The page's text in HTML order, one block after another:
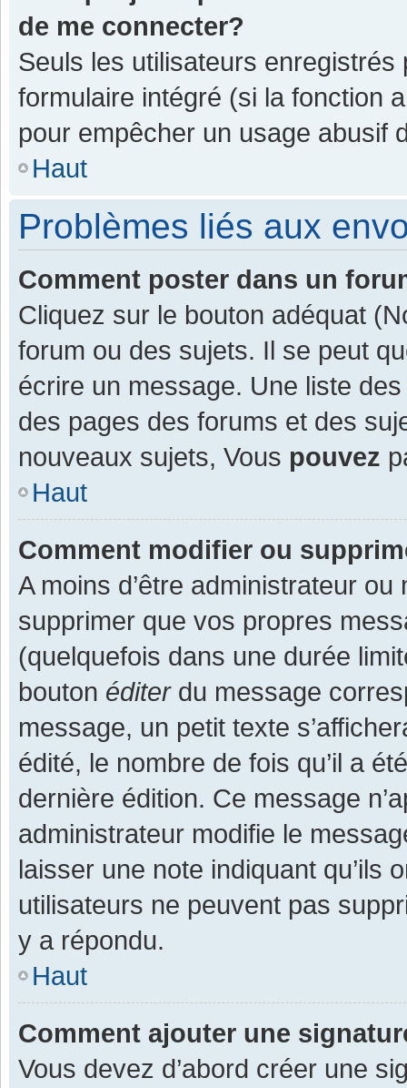
de me connecter?
Seuls les utilisateurs enregistrés
formulaire intégré (si la fonction
pour empêcher un usage abusif
Haut
Problèmes liés aux
Comment poster dans un
Cliquez sur le bouton adéquat
forum ou des sujets. Il se peut
écrire un message. Une liste
des pages des forums et des
nouveaux sujets, Vous pouvez
Haut
Comment modifier ou
A moins d’être administrateur
supprimer que vos propres
(quelquefois dans une durée
bouton éditerdu message
message, un petit texte
édité, le nombre de fois qu’il a
dernière édition. Ce message
administrateur modifie le
laisser une note indiquant qu’ils
utilisateurs ne peuvent pas
y a répondu.
Haut
Comment ajouter une
Vous devez d’abord créer une